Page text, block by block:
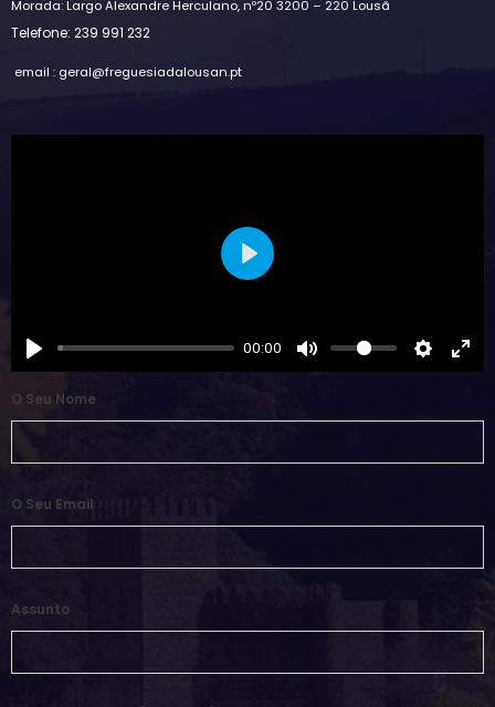
Morada: Largo Alexandre Herculano, nº20 3200 – 220 Lousã
Telefone: 239 991 232
email : geral@freguesiadalousan.pt
00:00
Play
O Seu Nome
O Seu Email
Assunto